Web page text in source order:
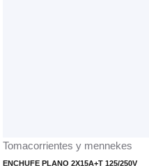
Tomacorrientes y mennekes
ENCHUFE PLANO 2X15A+T 125/250V